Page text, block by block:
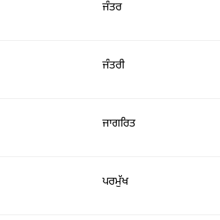
ਜੰਤਰ
ਜੰਤਰੀ
ਜਾਗਰਿਤ
ਪਰਮੁੱਖ